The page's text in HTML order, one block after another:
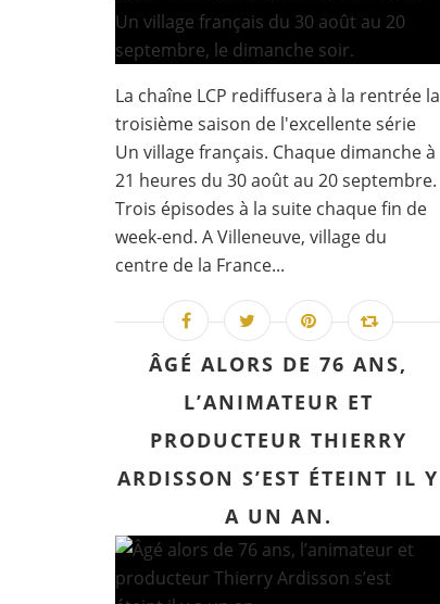
La chaîne LCP rediffusera à la rentrée la
troisième saison de l'excellente série
Un village français. Chaque dimanche à
21 heures du 30 août au 20 septembre.
Trois épisodes à la suite chaque fin de
week-end. A Villeneuve, village du
centre de la France...
ÂGÉ ALORS DE 76 ANS,
L’ANIMATEUR ET
PRODUCTEUR THIERRY
ARDISSON S’EST ÉTEINT IL Y
A UN AN.